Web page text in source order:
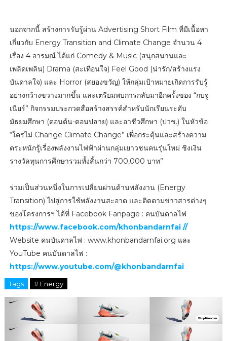
นอกจากนี้ สร้างการรับรู้ผ่าน Advertising Short Film ที่มีเนื้อหา
เกี่ยวกับ Energy Transition and Climate Change จำนวน 4
เรื่อง 4 อารมณ์ ได้แก่ Comedy & Music (สนุกสนานและ
เพลิดเพลิน) Drama (สะเทือนใจ) Feel Good (น่ารัก/สร้างแรง
บันดาลใจ) และ Horror (สยองขวัญ) ให้กลุ่มเป้าหมายเกิดการรับรู้
อย่างกว้างขวางมากขึ้น และเตรียมพบการกลับมาอีกครั้งของ “กบจู
เนียร์” กิจกรรมประกวดสื่อสร้างสรรค์สำหรับนักเรียนระดับ
มัธยมศึกษา (ตอนต้น-ตอนปลาย) และอาชีวศึกษา (ปวช.) ในหัวข้อ
“ใครไม่ Change Climate Change” เพื่อกระตุ้นและสร้างความ
ตระหนักรู้เรื่องพลังงานไฟฟ้าผ่านกลุ่มเยาวชนคนรุ่นใหม่ ชิงเงิน
รางวัลทุนการศึกษารวมทั้งสิ้นกว่า 700,000 บาท”
ร่วมเป็นส่วนหนึ่งในการเปลี่ยนผ่านด้านพลังงาน (Energy
Transition) ไปสู่การใช้พลังงานสะอาด และติดตามข่าวสารต่างๆ
ของโครงการฯ ได้ที่ Facebook Fanpage : คนบันดาลไฟ
https://www.facebook.com/khonbandarnfai //
Website คนบันดาลไฟ : www.khonbandarnfai.org และ
YouTube คนบันดาลไฟ :
https://www.youtube.com/@khonbandarnfai
Tags # Energy